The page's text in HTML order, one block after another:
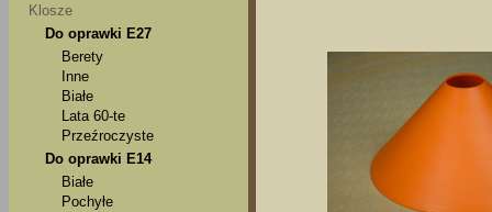
Klosze
Do oprawki E27
Berety
Inne
Białe
Lata 60-te
Przeźroczyste
Do oprawki E14
Białe
Pochyłe